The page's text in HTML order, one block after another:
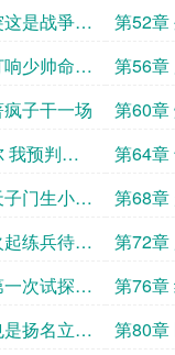
是战爭的
的投名状
第52章
的规矩
少帅命令
种
第56章
阵地这
子干一场
第60章
所中佐
我预判了
我开了全
第64章
匯合王
门生小陈
第68章
是团长
练兵待征
第72章
次试探性
第76章
意志对
扬名立万
第80章